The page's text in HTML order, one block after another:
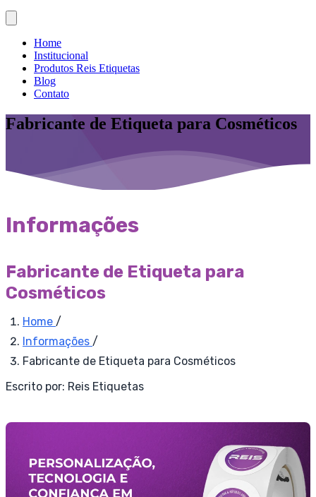
Home
Institucional
Produtos Reis Etiquetas
Blog
Contato
Fabricante de Etiqueta para Cosméticos
Informações
Fabricante de Etiqueta para
Cosméticos
Home /
Informações /
Fabricante de Etiqueta para Cosméticos
Escrito por: Reis Etiquetas